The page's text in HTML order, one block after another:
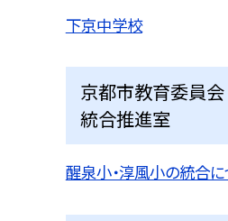
下京中学校
京都市教育委員
統合推進室
醒泉小・淳風小の統合に